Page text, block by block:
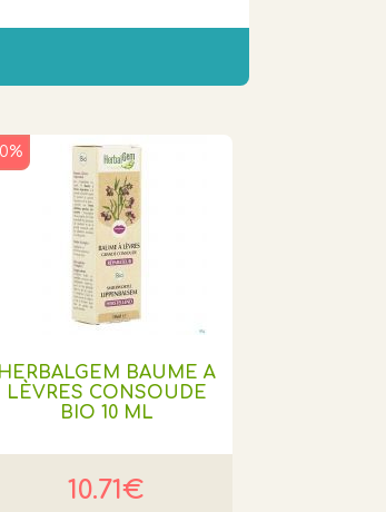
HERBALGEM BAUME À
LÈVRES CONSOUDE
BIO 10 ML
10.71€